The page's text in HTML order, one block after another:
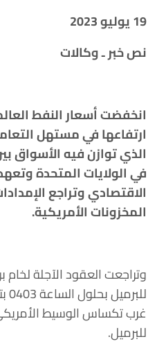
19يوليو 2023
نص خبر ـ وكالات
انخفضت أسعار النفط
ارتفاعها في مستهل
الذي توازن فيه الأسواق
في الولايات المتحدة
الاقتصادي وتراجع
المخزونات الأمريكية.
للبرميل.